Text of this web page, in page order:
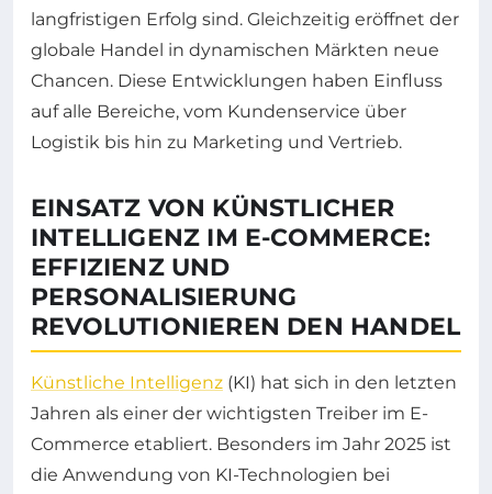
langfristigen Erfolg sind. Gleichzeitig eröffnet der
globale Handel in dynamischen Märkten neue
Chancen. Diese Entwicklungen haben Einfluss
auf alle Bereiche, vom Kundenservice über
Logistik bis hin zu Marketing und Vertrieb.
EINSATZ VON KÜNSTLICHER
INTELLIGENZ IM E-COMMERCE:
EFFIZIENZ UND
PERSONALISIERUNG
REVOLUTIONIEREN DEN HANDEL
Künstliche Intelligenz (KI) hat sich in den letzten
Jahren als einer der wichtigsten Treiber im E-
Commerce etabliert. Besonders im Jahr 2025 ist
die Anwendung von KI-Technologien bei